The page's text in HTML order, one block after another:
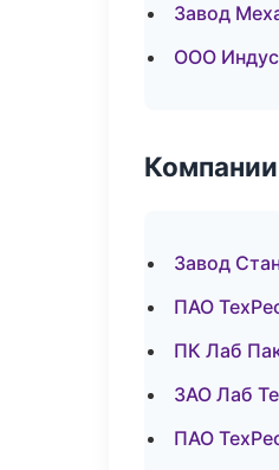
Завод
ООО
Завод
ПАО
ПК Лаб
ЗАО Лаб
ПАО